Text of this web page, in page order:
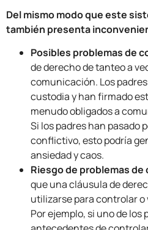
Del mismo modo que este
también presenta
Posibles problemas de
de derecho de tanteo a
comunicación. Los
custodia y han firmado
menudo obligados a
Si los padres han pasado
conflictivo, esto podría
ansiedad y caos.
Riesgo de problemas
que una cláusula de
utilizarse para controlar
Por ejemplo, si uno de